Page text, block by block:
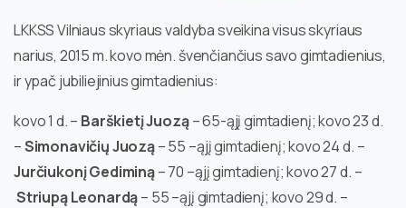
LKKSS Vilniaus skyriaus valdyba sveikina visus skyriaus
narius, 2015 m. kovo mėn. švenčiančius savo gimtadienius,
ir ypač jubiliejinius gimtadienius:
kovo 1 d. – Barškietį Juozą– 65-ąjį gimtadienį; kovo 23 d.
–Simonavičių Juozą– 55 –ąjį gimtadienį; kovo 24 d. –
Jurčiukonį Gediminą– 70 –ąjį gimtadienį; kovo 27 d. –
Striupą Leonardą– 55 –ąjį gimtadienį; kovo 29 d. –